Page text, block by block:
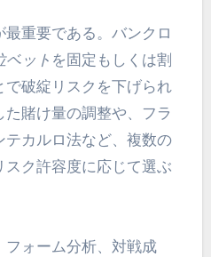
重要である。バンクロ
ベット を固定もしくは割
破綻リスクを下げられ
賭け量の調整や、フラ
テカルロ法など、複数の
ク許容度に応じて選ぶ
ォーム分析、対戦成